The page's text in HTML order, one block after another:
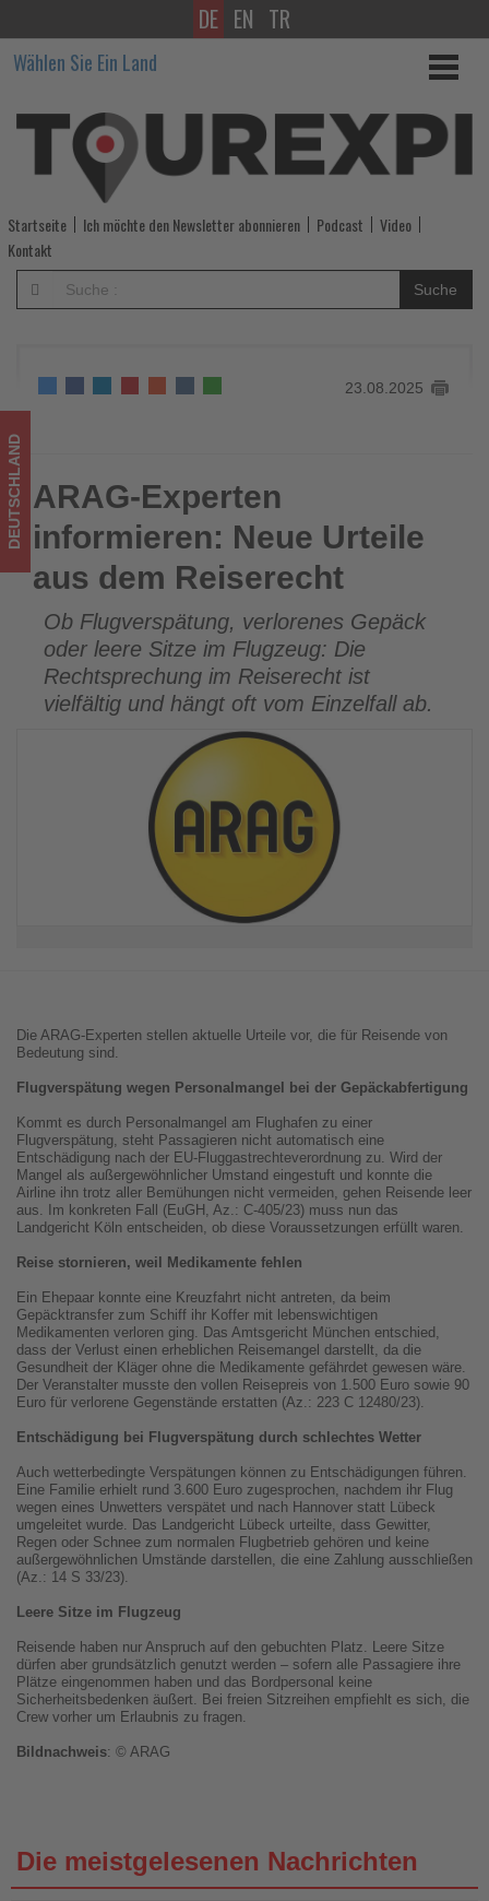
ARAG-
Experten
informieren:
Neue
Urteile
aus
dem
Wissen,
was
im
Tourismus
los
ist!
DE EN TR
Wählen Sie Ein Land
Startseite Ich möchte den Newsletter abonnieren Podcast
Video
Kontakt
Suche
23.08.2025
ARAG-Experten informieren: Neue Urteile aus dem
Reiserecht
DEUTSCHLAND ARAG-Experten
informieren: Neue Urteile
aus dem Reiserecht
Ob Flugverspätung, verlorenes Gepäck
oder leere Sitze im Flugzeug: Die
Rechtsprechung im Reiserecht ist
vielfältig und hängt oft vom Einzelfall ab.
Die ARAG-Experten stellen aktuelle Urteile vor, die für Reisende von
Bedeutung sind.
Flugverspätung wegen Personalmangel bei der Gepäckabfertigung
Kommt es durch Personalmangel am Flughafen zu einer
Flugverspätung, steht Passagieren nicht automatisch eine
Entschädigung nach der EU-Fluggastrechteverordnung zu. Wird der
Mangel als außergewöhnlicher Umstand eingestuft und konnte die
Airline ihn trotz aller Bemühungen nicht vermeiden, gehen Reisende leer
aus. Im konkreten Fall (EuGH, Az.: C-405/23) muss nun das
Landgericht Köln entscheiden, ob diese Voraussetzungen erfüllt waren.
Reise stornieren, weil Medikamente fehlen
Ein Ehepaar konnte eine Kreuzfahrt nicht antreten, da beim
Gepäcktransfer zum Schiff ihr Koffer mit lebenswichtigen
Medikamenten verloren ging. Das Amtsgericht München entschied,
dass der Verlust einen erheblichen Reisemangel darstellt, da die
Gesundheit der Kläger ohne die Medikamente gefährdet gewesen wäre.
Der Veranstalter musste den vollen Reisepreis von 1.500 Euro sowie 90
Euro für verlorene Gegenstände erstatten (Az.: 223 C 12480/23).
Entschädigung bei Flugverspätung durch schlechtes Wetter
Auch wetterbedingte Verspätungen können zu Entschädigungen führen.
Eine Familie erhielt rund 3.600 Euro zugesprochen, nachdem ihr Flug
wegen eines Unwetters verspätet und nach Hannover statt Lübeck
umgeleitet wurde. Das Landgericht Lübeck urteilte, dass Gewitter,
Regen oder Schnee zum normalen Flugbetrieb gehören und keine
außergewöhnlichen Umstände darstellen, die eine Zahlung ausschließen
(Az.: 14 S 33/23).
Leere Sitze im Flugzeug
Reisende haben nur Anspruch auf den gebuchten Platz. Leere Sitze
dürfen aber grundsätzlich genutzt werden – sofern alle Passagiere ihre
Plätze eingenommen haben und das Bordpersonal keine
Sicherheitsbedenken äußert. Bei freien Sitzreihen empfiehlt es sich, die
Crew vorher um Erlaubnis zu fragen.
Bildnachweis: © ARAG
Die meistgelesenen Nachrichten